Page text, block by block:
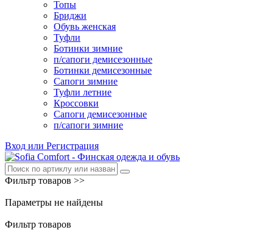
Топы
Бриджи
Обувь женская
Туфли
Ботинки зимние
п/сапоги демисезонные
Ботинки демисезонные
Сапоги зимние
Туфли летние
Кроссовки
Сапоги демисезонные
п/сапоги зимние
Вход или Регистрация
Фильтр товаров >>
Параметры не найдены
Фильтр товаров